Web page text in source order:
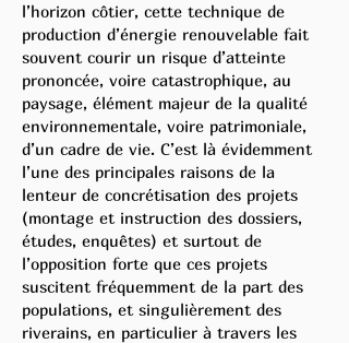
l’horizon côtier, cette technique de
production d’énergie renouvelable fait
souvent courir un risque d’atteinte
prononcée, voire catastrophique, au
paysage, élément majeur de la qualité
environnementale, voire patrimoniale,
d’un cadre de vie. C’est là évidemment
l’une des principales raisons de la
lenteur de concrétisation des projets
(montage et instruction des dossiers,
études, enquêtes) et surtout de
l’opposition forte que ces projets
suscitent fréquemment de la part des
populations, et singulièrement des
riverains, en particulier à travers les